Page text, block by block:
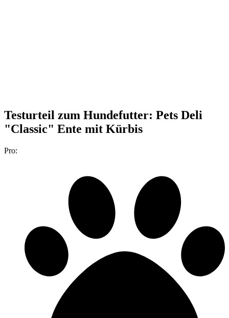
Testurteil zum Hundefutter: Pets Deli
"Classic" Ente mit Kürbis
Pro: